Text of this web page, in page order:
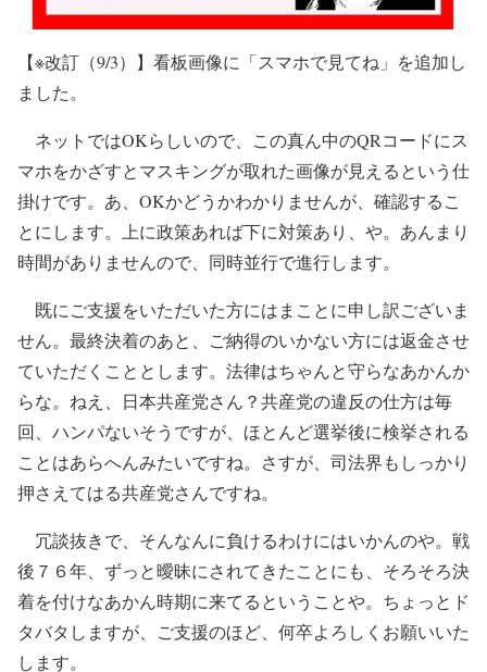
【※改訂（9/3）】看板画像に「スマホで見てね」を追加し
ました。
ネットではOKらしいので、この真ん中のQRコードにス
マホをかざすとマスキングが取れた画像が見えるという仕
掛けです。あ、OKかどうかわかりませんが、確認するこ
とにします。上に政策あれば下に対策あり、や。あんまり
時間がありませんので、同時並行で進行します。
既にご支援をいただいた方にはまことに申し訳ございま
せん。最終決着のあと、ご納得のいかない方には返金させ
ていただくこととします。法律はちゃんと守らなあかんか
らな。ねえ、日本共産党さん？共産党の違反の仕方は毎
回、ハンパないそうですが、ほとんど選挙後に検挙される
ことはあらへんみたいですね。さすが、司法界もしっかり
押さえてはる共産党さんですね。
冗談抜きで、そんなんに負けるわけにはいかんのや。戦
後７６年、ずっと曖昧にされてきたことにも、そろそろ決
着を付けなあかん時期に来てるということや。ちょっとド
タバタしますが、ご支援のほど、何卒よろしくお願いいた
します。